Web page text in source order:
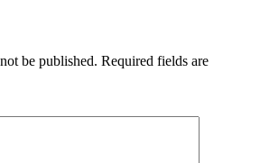
be published. Required fields are